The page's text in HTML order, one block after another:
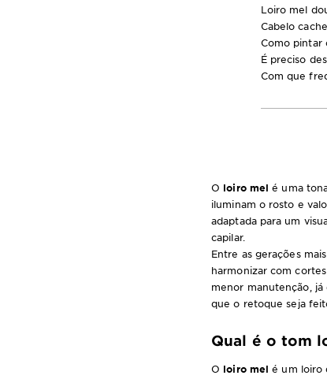
Loiro mel
Cabelo
Como pintar
É preciso
Com que
O loiro mel é uma
iluminam o rosto e
adaptada para um
capilar.
Entre as gerações
harmonizar com
menor manutenção,
que o retoque seja
Qual é o tom
O loiro mel é um loiro